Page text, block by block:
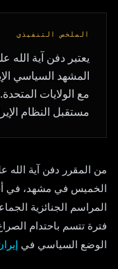
الملخص التنفيذي
يعتبر دفن آية
المشهد السياسي
مع الولايات
مستقبل النظام
من المقرر دفن آية الله
الخميس في مشهد، في
المراسم الجنائزية
فترة تتسم باحتدام
الوضع السياسي في